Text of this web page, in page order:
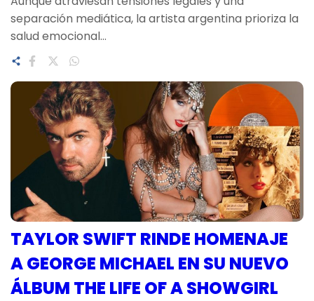
separación mediática, la artista argentina prioriza la
salud emocional…
TAYLOR SWIFT RINDE HOMENAJE
A GEORGE MICHAEL EN SU NUEVO
ÁLBUM THE LIFE OF A SHOWGIRL